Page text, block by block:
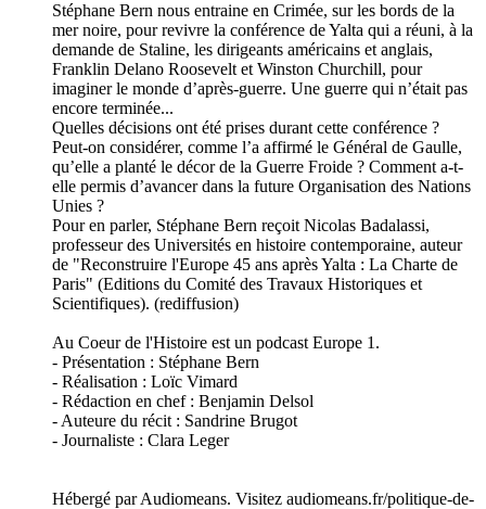
Stéphane Bern nous entraine en Crimée, sur les bords de la
mer noire, pour revivre la conférence de Yalta qui a réuni, à la
demande de Staline, les dirigeants américains et anglais,
Franklin Delano Roosevelt et Winston Churchill, pour
imaginer le monde d’après-guerre. Une guerre qui n’était pas
encore terminée...
Quelles décisions ont été prises durant cette conférence ?
Peut-on considérer, comme l’a affirmé le Général de Gaulle,
qu’elle a planté le décor de la Guerre Froide ? Comment a-t-
elle permis d’avancer dans la future Organisation des Nations
Unies ?
Pour en parler, Stéphane Bern reçoit Nicolas Badalassi,
professeur des Universités en histoire contemporaine, auteur
de "Reconstruire l'Europe 45 ans après Yalta : La Charte de
Paris" (Editions du Comité des Travaux Historiques et
Scientifiques). (rediffusion)
Au Coeur de l'Histoire est un podcast Europe 1.
- Présentation : Stéphane Bern
- Réalisation : Loïc Vimard
- Rédaction en chef : Benjamin Delsol
- Auteure du récit : Sandrine Brugot
- Journaliste : Clara Leger
Hébergé par Audiomeans. Visitez audiomeans.fr/politique-de-